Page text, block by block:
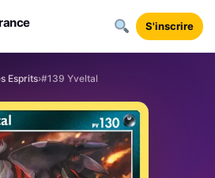
S'inscrire
Esprits›#139 Yveltal